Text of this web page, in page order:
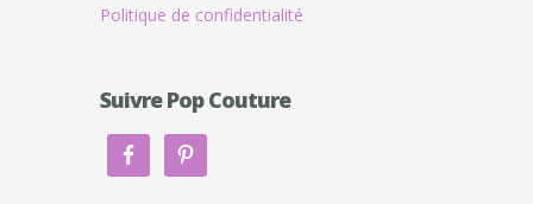
Politique de confidentialité
Suivre Pop Couture